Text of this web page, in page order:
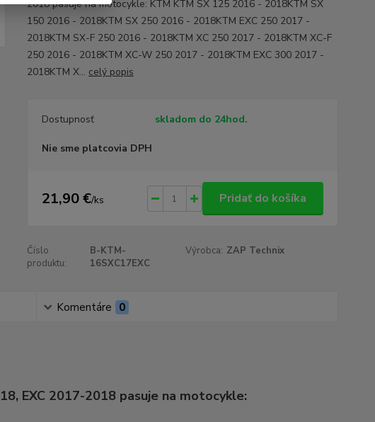
2018 pasuje na motocykle: KTM KTM SX 125 2016 - 2018KTM SX
150 2016 - 2018KTM SX 250 2016 - 2018KTM EXC 250 2017 -
2018KTM SX-F 250 2016 - 2018KTM XC 250 2017 - 2018KTM XC-F
250 2016 - 2018KTM XC-W 250 2017 - 2018KTM EXC 300 2017 -
2018KTM X... celý popis
Dostupnosť skladom do 24hod.
Nie sme platcovia DPH
21,90 €/ks Pridať do košíka
Číslo
produktu:
B-KTM-
16SXC17EXC
Výrobca: ZAP Technix
Komentáre 0
EXC 2017-2018 pasuje na motocykle: